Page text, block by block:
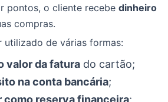
pontos, o cliente recebe dinheiro
compras.
utilizado de várias formas:
valor da fatura do cartão;
na conta bancária;
como reserva financeira;